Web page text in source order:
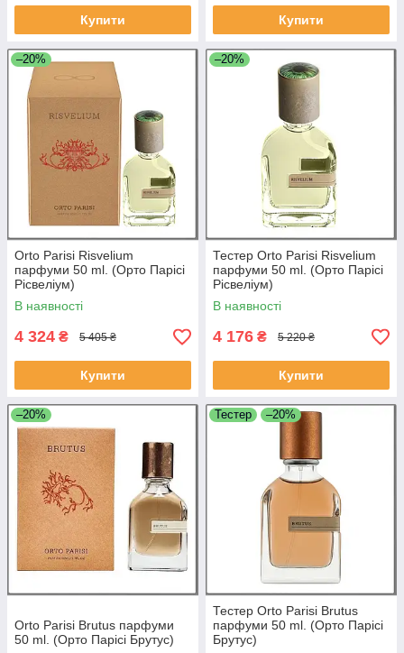
Купити Купити
–20%
Orto Parisi Risvelium
парфуми 50 ml. (Орто Парісі
Рісвеліум)
В наявності
4 324 ₴ 5 405 ₴
Купити
–20%
Тестер Orto Parisi Risvelium
парфуми 50 ml. (Орто Парісі
Рісвеліум)
В наявності
4 176 ₴ 5 220 ₴
Купити
–20%
Orto Parisi Brutus парфуми
50 ml. (Орто Парісі Брутус)
Тестер –20%
Тестер Orto Parisi Brutus
парфуми 50 ml. (Орто Парісі
Брутус)